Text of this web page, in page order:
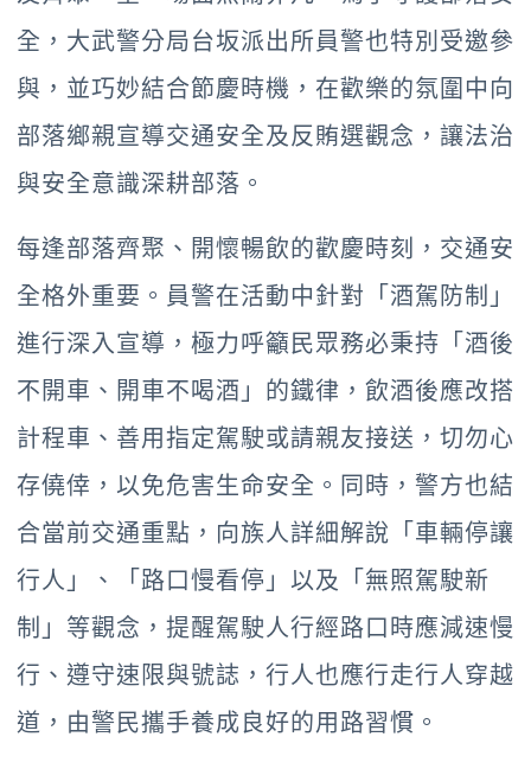
全，大武警分局台坂派出所員警也特別受邀參
與，並巧妙結合節慶時機，在歡樂的氛圍中向
部落鄉親宣導交通安全及反賄選觀念，讓法治
與安全意識深耕部落。
每逢部落齊聚、開懷暢飲的歡慶時刻，交通安
全格外重要。員警在活動中針對「酒駕防制」
進行深入宣導，極力呼籲民眾務必秉持「酒後
不開車、開車不喝酒」的鐵律，飲酒後應改搭
計程車、善用指定駕駛或請親友接送，切勿心
存僥倖，以免危害生命安全。同時，警方也結
合當前交通重點，向族人詳細解說「車輛停讓
行人」、「路口慢看停」以及「無照駕駛新
制」等觀念，提醒駕駛人行經路口時應減速慢
行、遵守速限與號誌，行人也應行走行人穿越
道，由警民攜手養成良好的用路習慣。